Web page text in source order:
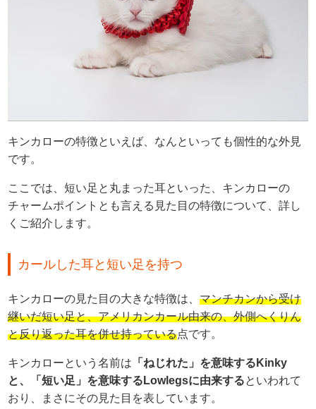
キンカローの特徴といえば、なんといっても個性的な外見
です。
ここでは、短い足と丸まった耳といった、キンカローの
チャームポイントとも言える見た目の特徴について、詳し
くご紹介します。
カールした耳と短い足を持つ
キンカローの見た目の大きな特徴は、マンチカンから受け
継いだ短い足と、アメリカンカール由来の、外側へくりん
と反り返った耳を併せ持っている点です。
キンカローという名前は 「ねじれた」を意味するKinky
と、「短い足」を意味するLowlegsに由来するといわれて
おり、まさにその見た目を表しています。